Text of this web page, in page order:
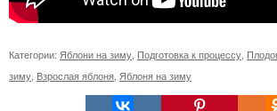
Категории: Яблони на зиму, Подготовка к процессу,
зиму, Взрослая яблоня, Яблоня на зиму